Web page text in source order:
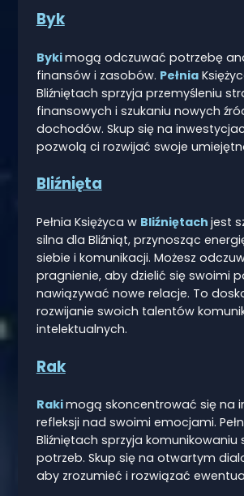
Byk
Bykimogą odczuwać potrzebę
finansów i zasobów. Pełnia
Bliźniętach sprzyja przemyśleniu
finansowych i szukaniu nowych
dochodów. Skup się na
pozwolą ci rozwijać swoje
Bliźnięta
Pełnia Księżyca w Bliźniętach jest
silna dla Bliźniąt, przynosząc
siebie i komunikacji. Możesz
pragnienie, aby dzielić się swoimi
nawiązywać nowe relacje. To
rozwijanie swoich talentów
intelektualnych.
Rak
Rakimogą skoncentrować się na
refleksji nad swoimi emocjami.
Bliźniętach sprzyja komunikowaniu
potrzeb. Skup się na otwartym
aby zrozumieć i rozwiązać